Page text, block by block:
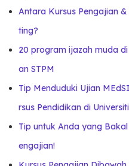
Antara Kursus Pengajian
ting?
20 program ijazah muda
an STPM
Tip Menduduki Ujian
rsus Pendidikan di
Tip untuk Anda yang
engajian!